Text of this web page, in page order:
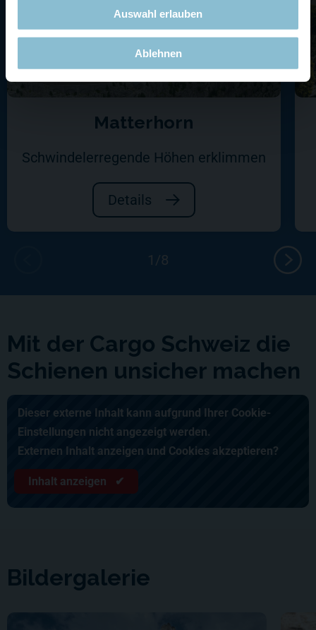
Auswahl erlauben
Ablehnen
Matterhorn
Schwindelerregende Höhen erklimmen
Details
Mit der Cargo Schweiz die
Schienen unsicher machen
Dieser externe Inhalt kann aufgrund Ihrer Cookie-
Einstellungen nicht angezeigt werden.
Externen Inhalt anzeigen und Cookies akzeptieren?
Inhalt anzeigen ✔
Bildergalerie